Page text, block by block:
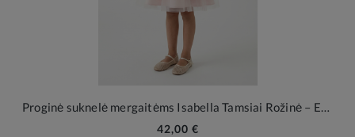
Proginė suknelė mergaitėms Isabella Tamsiai Rožinė – Elegancija ir Tiulio Žavesys
42,00 €